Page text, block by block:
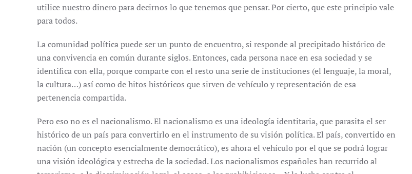
utilice nuestro dinero para decirnos lo que tenemos que pensar. Por cierto, que este principio vale
para todos.
La comunidad política puede ser un punto de encuentro, si responde al precipitado histórico de
una convivencia en común durante siglos. Entonces, cada persona nace en esa sociedad y se
identifica con ella, porque comparte con el resto una serie de instituciones (el lenguaje, la moral,
la cultura…) así como de hitos históricos que sirven de vehículo y representación de esa
pertenencia compartida.
Pero eso no es el nacionalismo. El nacionalismo es una ideología identitaria, que parasita el ser
histórico de un país para convertirlo en el instrumento de su visión política. El país, convertido en
nación (un concepto esencialmente democrático), es ahora el vehículo por el que se podrá lograr
una visión ideológica y estrecha de la sociedad. Los nacionalismos españoles han recurrido al